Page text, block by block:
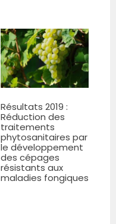
Résultats 2019 :
Réduction des
traitements
phytosanitaires par
le développement
des cépages
résistants aux
maladies fongiques